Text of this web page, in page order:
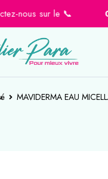
nous sur le 📞
MAVIDERMA EAU